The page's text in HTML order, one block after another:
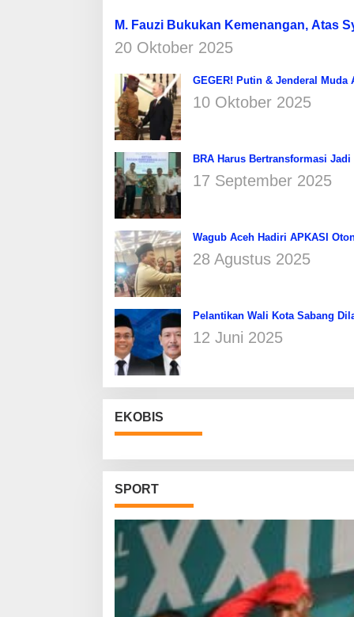
M. Fauzi Bukukan Kemenangan, Atas
20 Oktober 2025
GEGER! Putin & Jenderal
10 Oktober 2025
BRA Harus Bertransformasi
17 September 2025
Wagub Aceh Hadiri APKASI
28 Agustus 2025
Pelantikan Wali Kota Sabang
12 Juni 2025
EKOBIS
SPORT